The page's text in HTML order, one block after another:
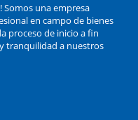
! Somos una empresa
en campo de bienes
proceso de inicio a fin
tranquilidad a nuestros